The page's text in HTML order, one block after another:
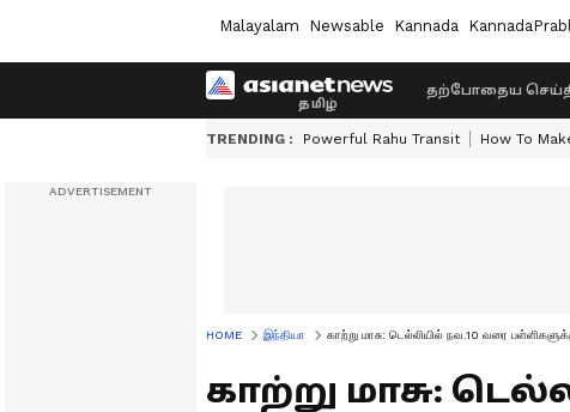
Malayalam Newsable Kannada
தற்போதைய
TRENDING : Powerful Rahu Transit How To
HOME இந்தியா காற்று மாசு: டெல்லியில் நவ.10 வரை
காற்று மாசு: